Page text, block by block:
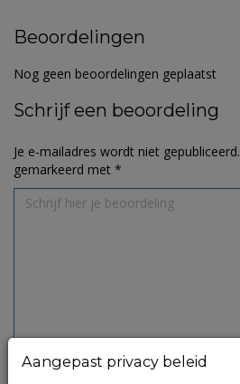
Beoordelingen
Nog geen beoordelingen geplaatst
Schrijf een beoordeling
Je e-mailadres wordt niet gepubliceerd.
gemarkeerd met *
Aangepast privacy beleid